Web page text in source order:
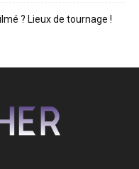
? Lieux de tournage !